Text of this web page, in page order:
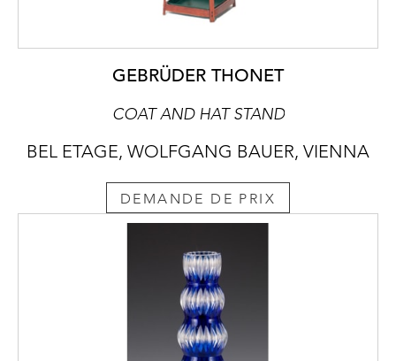
GEBRÜDER THONET
COAT AND HAT STAND
BEL ETAGE, WOLFGANG BAUER, VIENNA
DEMANDE DE PRIX